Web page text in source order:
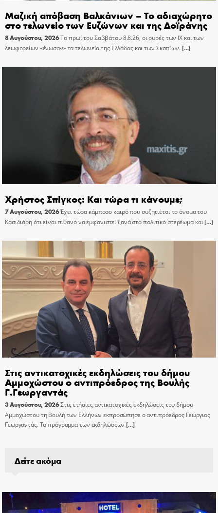
Μαζική απόβαση Βαλκάνιων – Το αδιαχώρητο
στο τελωνείο των Ευζώνων και της Δοϊράνης
8 Αυγούστου, 2026Το πρωί του Σαββάτου 8.8.26, οι ουρές των ΙΧ και των
λεωφορείων «ένωσαν» τα τελωνεία της Ελλάδας και των Σκοπίων.[…]
Χρήστος Σπίγκος: Και τώρα τι κάνουμε;
7 Αυγούστου, 2026Έχει τώρα κάμποσο καιρό που συζητιέται το όνομα του
Κασιδιάρη ότι είναι πιθανό να εμφανιστεί ξανά στο πολιτικό στερέωμα και[…]
Στις αντικατοχικές εκδηλώσεις του δήμου
Αμμοχώστου ο αντιπρόεδρος της Βουλής
Γ.Γεωργαντάς
3 Αυγούστου, 2026Στις ετήσιες αντικατοχικές εκδηλώσεις του δήμου
Αμμοχώστου τη Βουλή των Ελλήνων εκπροσώπησε ο αντιπρόεδρος Γεώργιος
Γεωργαντάς. Το πρόγραμμα των εκδηλώσεων […]
Δείτε ακόμα